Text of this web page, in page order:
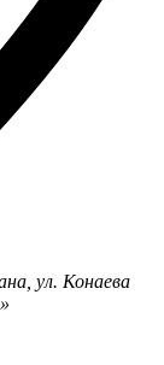
ул. Конаева